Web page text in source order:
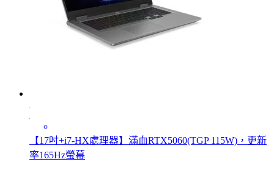
【17吋+i7-HX處理器】滿血RTX5060(TGP 115W)，更新
率165Hz螢幕